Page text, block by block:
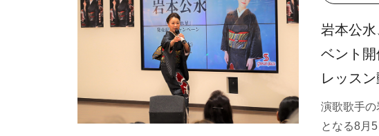
岩本公
ベント
レッス
演歌歌手の
となる8月